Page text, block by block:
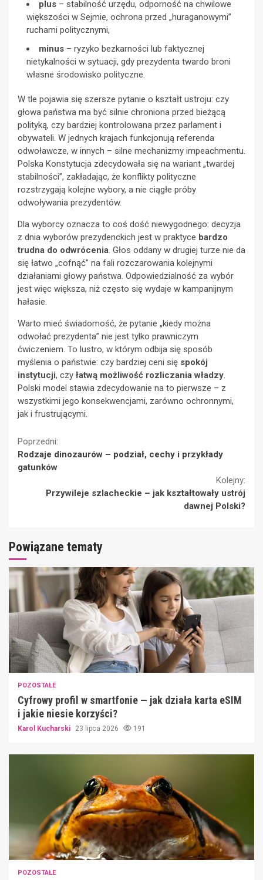
plus – stabilność urzędu, odporność na chwilowe
większości w Sejmie, ochrona przed „huraganowymi”
ruchami politycznymi,
minus – ryzyko bezkarności lub faktycznej
nietykalności w sytuacji, gdy prezydenta twardo broni
własne środowisko polityczne.
W tle pojawia się szersze pytanie o kształt ustroju: czy
głowa państwa ma być silnie chroniona przed bieżącą
polityką, czy bardziej kontrolowana przez parlament i
obywateli. W jednych krajach funkcjonują referenda
odwoławcze, w innych – silne mechanizmy impeachmentu.
Polska Konstytucja zdecydowała się na wariant „twardej
stabilności”, zakładając, że konflikty polityczne
rozstrzygają kolejne wybory, a nie ciągłe próby
odwoływania prezydentów.
Dla wyborcy oznacza to coś dość niewygodnego: decyzja
z dnia wyborów prezydenckich jest w praktyce bardzo
trudna do odwrócenia. Głos oddany w drugiej turze nie da
się łatwo „cofnąć” na fali rozczarowania kolejnymi
działaniami głowy państwa. Odpowiedzialność za wybór
jest więc większa, niż często się wydaje w kampanijnym
hałasie.
Warto mieć świadomość, że pytanie „kiedy można
odwołać prezydenta” nie jest tylko prawniczym
ćwiczeniem. To lustro, w którym odbija się sposób
myślenia o państwie: czy bardziej ceni się spokój
instytucji, czy łatwą możliwość rozliczania władzy.
Polski model stawia zdecydowanie na to pierwsze – z
wszystkimi jego konsekwencjami, zarówno ochronnymi,
jak i frustrującymi.
Continue
Reading
Poprzedni:
Rodzaje dinozaurów – podział, cechy i przykłady
gatunków
Kolejny:
Przywileje szlacheckie – jak kształtowały ustrój
dawnej Polski?
Powiązane tematy
POZOSTAŁE
Cyfrowy profil w smartfonie — jak działa karta eSIM
i jakie niesie korzyści?
Karol Kucharski 23 lipca 2026 191
POZOSTAŁE